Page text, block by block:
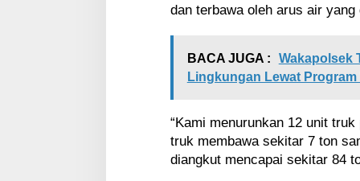
dan terbawa oleh arus air yang
BACA JUGA :
Wakapolsek
Lingkungan Lewat
“Kami menurunkan 12 unit
truk membawa sekitar 7 ton
diangkut mencapai sekitar 84